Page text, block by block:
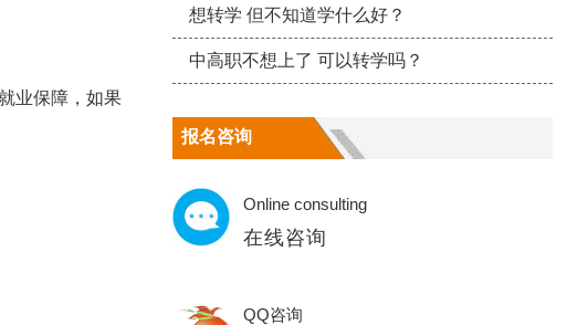
业保障，如果
想转学 但不知道学什么好？
中高职不想上了 可以转学吗？
报名咨询
Online consulting
在线咨询
QQ咨询